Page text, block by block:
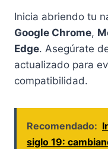
Inicia abriendo tu
Google Chrome,
Edge. Asegúrate
actualizado para
compatibilidad.
Recomendado:
siglo 19: